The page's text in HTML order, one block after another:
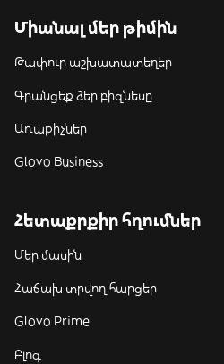
Միանալ մեր թիմին
Թափուր աշխատատեղեր
Գրանցեք ձեր բիզնեսը
Առաքիչներ
Glovo Business
Հետաքրքիր հղումներ
Մեր մասին
Հաճախ տրվող հարցեր
Glovo Prime
Բլոգ